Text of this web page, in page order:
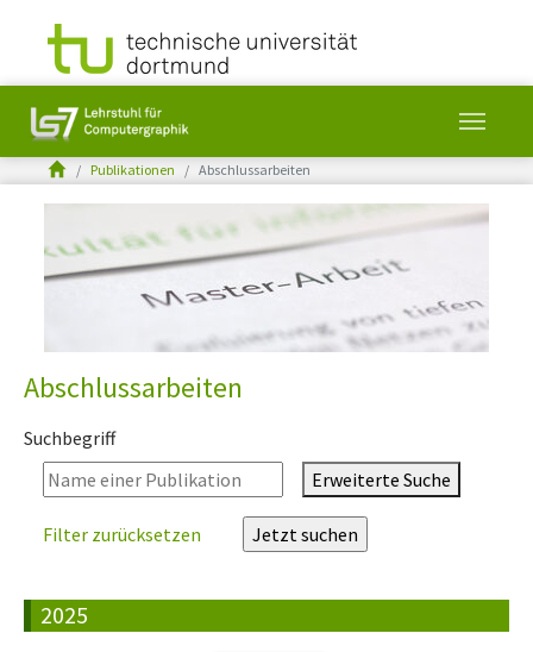
Skip to main content
You are here:Publikationen Abschlussarbeiten
Abschlussarbeiten
Suchbegriff
Erweiterte Suche
Filter zurücksetzen
2025